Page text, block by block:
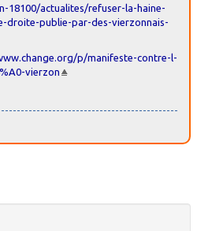
18100/actualites/refuser-la-haine-
droite-publie-par-des-vierzonnais-
p/manifeste-contre-l-
vierzon